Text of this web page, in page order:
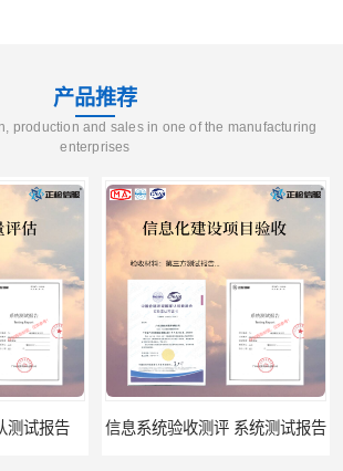
产品推荐
production and sales in one of the manufacturing
enterprises
收测评 系统测试报告